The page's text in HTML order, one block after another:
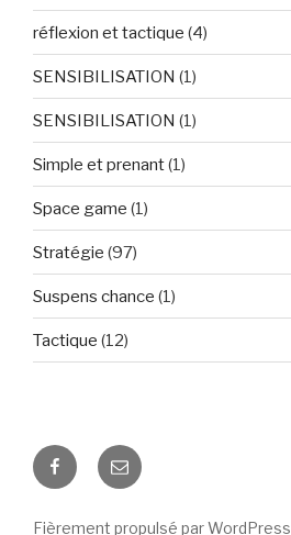
réflexion et tactique (4)
SENSIBILISATION (1)
SENSIBILISATION (1)
Simple et prenant(1)
Space game (1)
Stratégie (97)
Suspens chance (1)
Tactique (12)
Facebook
E-
mail
Fièrement propulsé par WordPress